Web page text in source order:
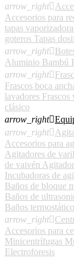
arrow_right
Accesorios para
tapas
goteros Tapas
arrow_right
Aluminio Bambú
arrow_right
Frascos boca
lavadores Frascos
clásico
arrow_right
arrow_right
Accesorios para
Agitadores de
de vaivén
Incubadoras de
Baños de bloque
Baños de
Baños
arrow_right
Accesorios para
Minicentrífugas
Electroforesis